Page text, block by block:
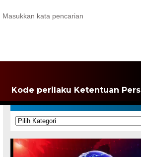
Kode perilaku Ketentuan Pers
KATEGORI
Kategori
Pemutar
Video